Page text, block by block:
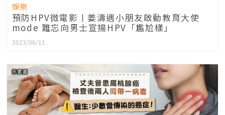
娛樂
預防HPV微電影丨姜濤遇小朋友啟動教育大使
mode 難忘向男士宣揚HPV「尷尬樣」
2023/06/11